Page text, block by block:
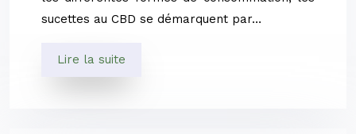
sucettes au CBD se démarquent par…
Lire la suite